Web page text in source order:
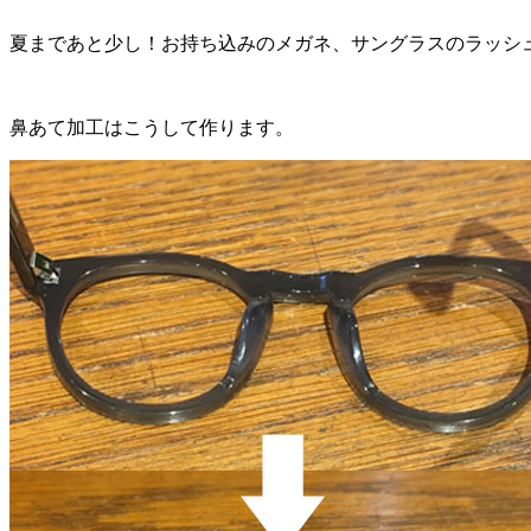
夏まであと少し！お持ち込みのメガネ、サングラスのラッシ
鼻あて加工はこうして作ります。